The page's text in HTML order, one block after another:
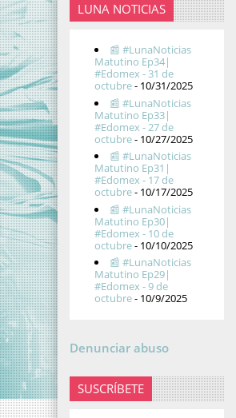
LUNA NOTICIAS
📰 #LunaNoticias
Matutino Ep34|
#Edomex - 31 de
octubre- 10/31/2025
📰 #LunaNoticias
Matutino Ep33|
#Edomex - 27 de
octubre- 10/27/2025
📰 #LunaNoticias
Matutino Ep31|
#Edomex - 17 de
octubre- 10/17/2025
📰 #LunaNoticias
Matutino Ep30|
#Edomex - 10 de
octubre- 10/10/2025
📰 #LunaNoticias
Matutino Ep29|
#Edomex - 9 de
octubre- 10/9/2025
Denunciar abuso
SUSCRÍBETE